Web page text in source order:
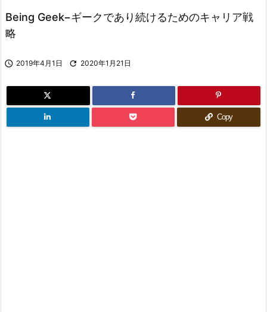
次へ
Being Geek−ギークであり続けるためのキャリア戦
略
 2019年4月1日  2020年1月21日
Copy